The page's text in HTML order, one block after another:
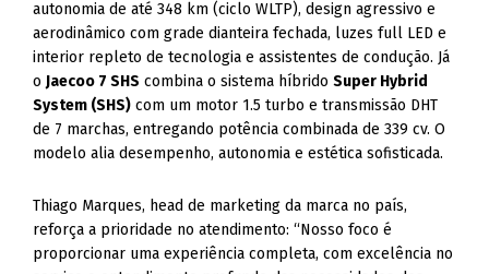
autonomia de até 348 km (ciclo WLTP), design agressivo e
aerodinâmico com grade dianteira fechada, luzes full LED e
interior repleto de tecnologia e assistentes de condução. Já
oJaecoo 7 SHS combina o sistema híbridoSuper Hybrid
System (SHS) com um motor 1.5 turbo e transmissão DHT
de 7 marchas, entregando potência combinada de 339 cv. O
modelo alia desempenho, autonomia e estética sofisticada.
Thiago Marques, head de marketing da marca no país,
reforça a prioridade no atendimento: “Nosso foco é
proporcionar uma experiência completa, com excelência no